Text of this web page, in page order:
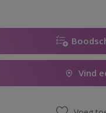
Vind